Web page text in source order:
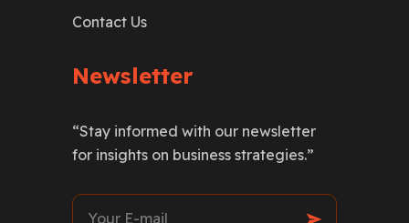
Contact Us
Newsletter
“Stay informed with our newsletter
for insights on business strategies.”